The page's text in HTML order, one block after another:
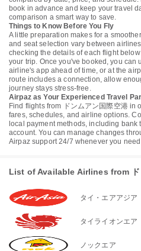
book in advance and keep your travel
comparison a smart way to save.
Things to Know Before You Fly
A little preparation makes for a
and seat selection vary between
checking the details of each flight
your trip. Once you've booked, you can
airline's app ahead of time, or at the
route includes a connection, allow
journey stays stress-free.
Airpaz as Your Experienced Travel
Find flights from ドンムアン国際空港
fares, schedules, and airline options.
local payment methods, including bank
account. You can manage changes
Airpaz support 24/7 whenever you
List of Available Airlines from ド
タイ・エアアジア
タイライオンエア
ノックエア